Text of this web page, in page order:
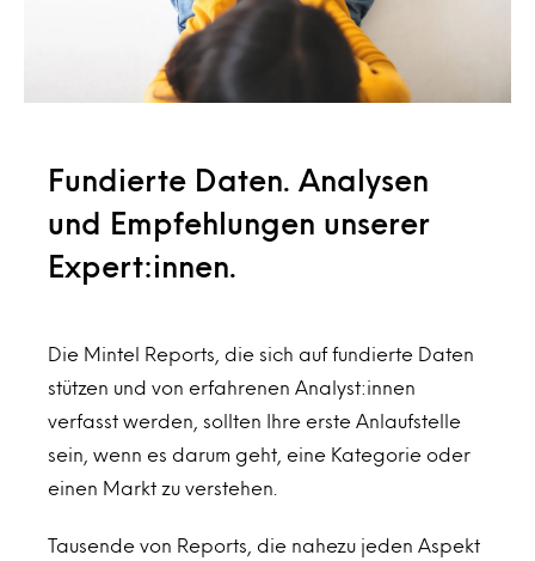
Fundierte Daten. Analysen
und Empfehlungen unserer
Expert:innen.
Die Mintel Reports, die sich auf fundierte Daten
stützen und von erfahrenen Analyst:innen
verfasst werden, sollten Ihre erste Anlaufstelle
sein, wenn es darum geht, eine Kategorie oder
einen Markt zu verstehen.
Tausende von Reports, die nahezu jeden Aspekt